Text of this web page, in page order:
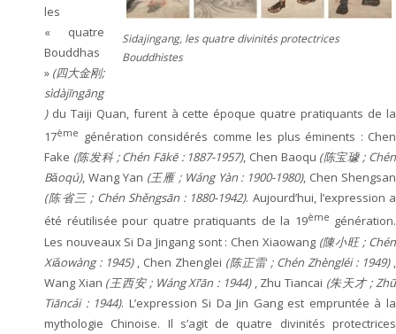
Sidajingang, les quatre divinités protectrices
Bouddhistes
les
« quatre
Bouddhas
» (四大金刚;
sìdàjīngāng
)du Taiji Quan, furent à cette époque quatre pratiquants de la
17ème génération considérés comme les plus éminents : Chen
Fake (陈发科 ; Chén Fākē : 1887-1957), Chen Baoqu (陈宝璩 ; Chén
Bǎoqú), Wang Yan (王雁 ; Wáng Yàn : 1900-1980), Chen Shengsan
(陈省三 ; Chén Shěngsān : 1880-1942). Aujourd’hui, l’expression a
été réutilisée pour quatre pratiquants de la 19ème génération.
Les nouveaux Si Da Jingang sont : Chen Xiaowang (陳小旺 ; Chén
Xiǎowàng : 1945), Chen Zhenglei (陈正雷 ; Chén Zhèngléi : 1949),
Wang Xian (王西安 ; Wáng Xī’ān : 1944), Zhu Tiancai (朱天才 ; Zhū
Tiāncái : 1944). L’expression Si Da Jin Gang est empruntée à la
mythologie Chinoise. Il s’agit de quatre divinités protectrices